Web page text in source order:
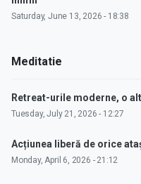
Saturday, June 13, 2026 - 18:38
Meditatie
Retreat-urile moderne, o
Tuesday, July 21, 2026 - 12:27
Acțiunea liberă de orice
Monday, April 6, 2026 - 21:12